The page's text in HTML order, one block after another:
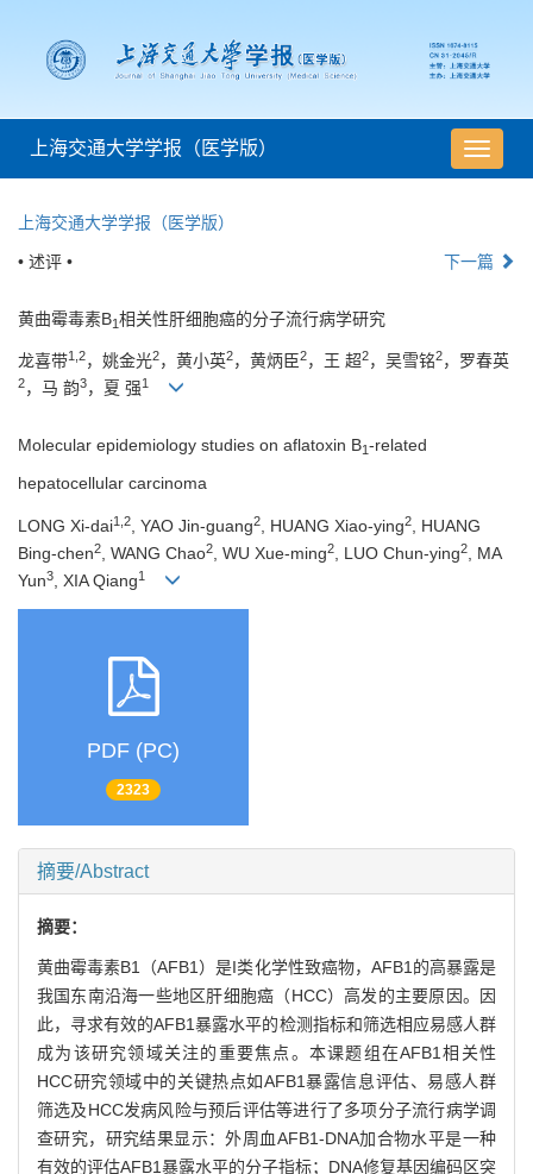
导
航
上海交通大学学报（医学版）
上海交通大学学报（医学版）
• 述评 • 下一篇
黄曲霉毒素B1相关性肝细胞癌的分子流行病学研究
龙喜带1,2，姚金光2，黄小英2，黄炳臣2，王 超2，吴雪铭2，罗春英
2，马 韵3，夏 强1
Molecular epidemiology studies on aflatoxin B1-related
hepatocellular carcinoma
LONG Xi-dai1,2 , YAO Jin-guang2 , HUANG Xiao-ying2
, HUANG
Bing-chen2 , WANG Chao2 , WU Xue-ming2 , LUO Chun-ying2
, MA
Yun3 , XIA Qiang1
PDF (PC)
2323
摘要/Abstract
摘要：
黄曲霉毒素B1（AFB1）是I类化学性致癌物，AFB1的高暴露是
我国东南沿海一些地区肝细胞癌（HCC）高发的主要原因。因
此，寻求有效的AFB1暴露水平的检测指标和筛选相应易感人群
成为该研究领域关注的重要焦点。本课题组在AFB1相关性
HCC研究领域中的关键热点如AFB1暴露信息评估、易感人群
筛选及HCC发病风险与预后评估等进行了多项分子流行病学调
查研究，研究结果显示：外周血AFB1-DNA加合物水平是一种
有效的评估AFB1暴露水平的分子指标；DNA修复基因编码区突